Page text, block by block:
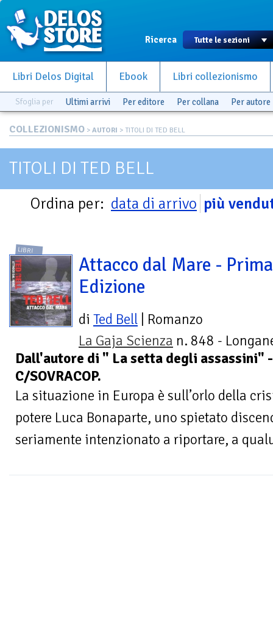
Ricerca
Libri Delos Digital Ebook Libri collezionismo
Sfoglia per Ultimi arrivi Per editore Per collana Per autore
COLLEZIONISMO > AUTORI > TITOLI DI TED BELL
TITOLI DI TED BELL
Ordina per: data di arrivo più
LIBRI
Attacco dal Mare - Prima
Edizione
di Ted Bell | Romanzo
La Gaja Scienza n. 848 -
Dall'autore di " La setta degli assassini" -
C/SOVRACOP.
La situazione in Europa è sull’orlo della
potere Luca Bonaparte, uno spietato
seriamente intenzionato a riportare, a